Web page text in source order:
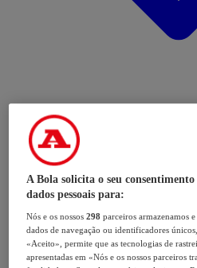
A Bola solicita o seu
dados pessoais para:
Nós e os nossos298 parceiros armazenamos
dados de navegação ou identificadores
«Aceito», permite que as tecnologias de
apresentadas em «Nós e os nossos parceiros